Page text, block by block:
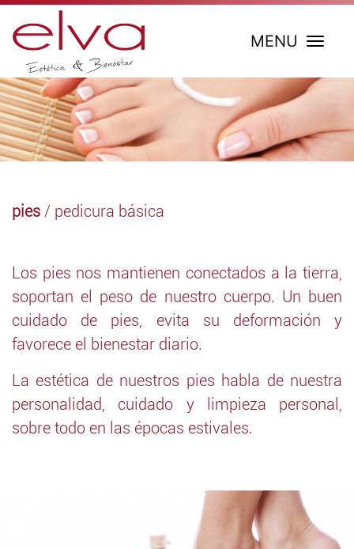
MENU
pies / pedicura básica
Los pies nos mantienen conectados a la tierra,
soportan el peso de nuestro cuerpo. Un buen
cuidado de pies, evita su deformación y
favorece el bienestar diario.
La estética de nuestros pies habla de nuestra
personalidad, cuidado y limpieza personal,
sobre todo en las épocas estivales.